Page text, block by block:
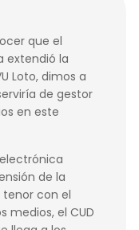
que el
extendió la
Loto, dimos a
de gestor
en este
de la
tenor con el
medios, el CUD